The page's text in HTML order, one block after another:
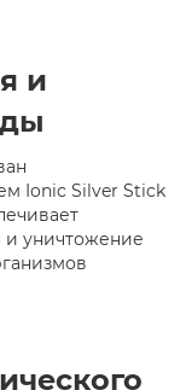
и
Ionic Silver Stick
уничтожение